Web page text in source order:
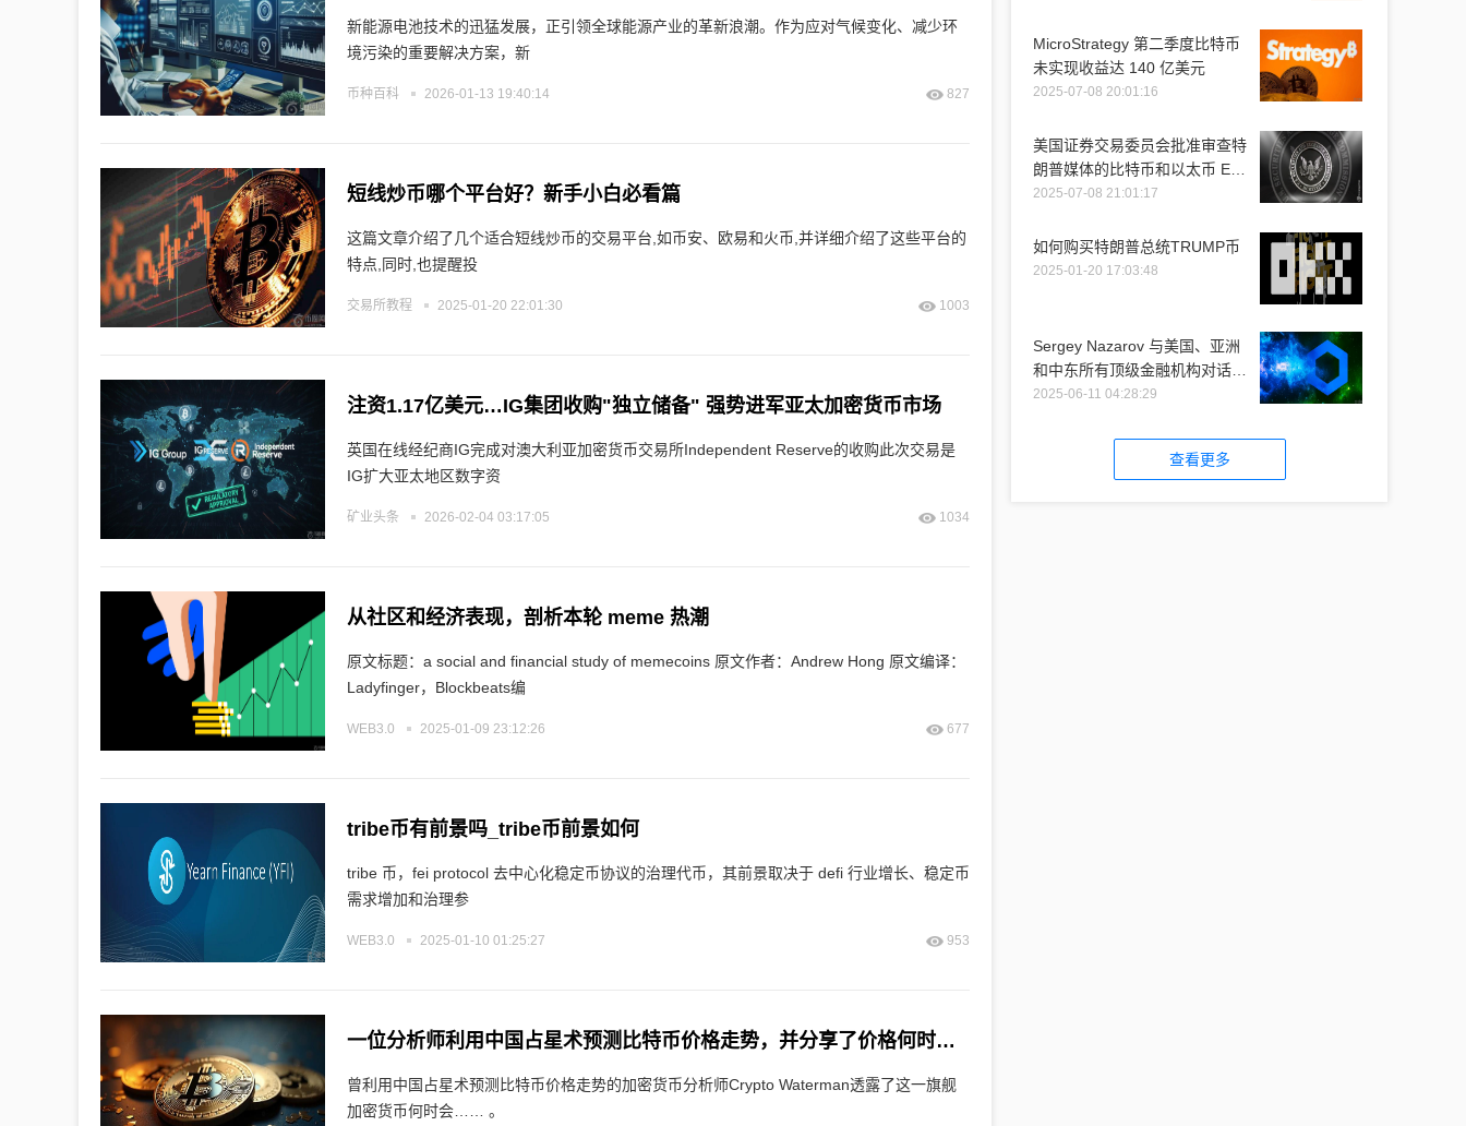
新能源电池技术的迅猛发展，正引领全球能源产业的革新浪潮。作为应对气候变化、减少环
境污染的重要解决方案，新
币种百科 2026-01-13 19:40:14 827
短线炒币哪个平台好？新手小白必看篇
这篇文章介绍了几个适合短线炒币的交易平台,如币安、欧易和火币,并详细介绍了这些平台的
特点,同时,也提醒投
交易所教程 2025-01-20 22:01:30 1003
注资1.17亿美元…IG集团收购"独立储备" 强势进军亚太加密货币市场
英国在线经纪商IG完成对澳大利亚加密货币交易所Independent Reserve的收购此次交易是
IG扩大亚太地区数字资
矿业头条 2026-02-04 03:17:05 1034
从社区和经济表现，剖析本轮 meme 热潮
原文标题：a social and financial study of memecoins 原文作者：Andrew Hong 原文编译：
Ladyfinger，Blockbeats编
WEB3.0 2025-01-09 23:12:26 677
tribe币有前景吗_tribe币前景如何
tribe 币，fei protocol 去中心化稳定币协议的治理代币，其前景取决于 defi 行业增长、稳定币
需求增加和治理参
WEB3.0 2025-01-10 01:25:27 953
一位分析师利用中国占星术预测比特币价格走势，并分享了价格何时会飙升。
曾利用中国占星术预测比特币价格走势的加密货币分析师Crypto Waterman透露了这一旗舰
加密货币何时会…… 。
MicroStrategy 第二季度比特币
未实现收益达 140 亿美元
2025-07-08 20:01:16
美国证券交易委员会批准审查特
朗普媒体的比特币和以太币 ETF
推介
2025-07-08 21:01:17
如何购买特朗普总统TRUMP币
2025-01-20 17:03:48
Sergey Nazarov 与美国、亚洲
和中东所有顶级金融机构对话时
提到 Chainlink
2025-06-11 04:28:29
查看更多